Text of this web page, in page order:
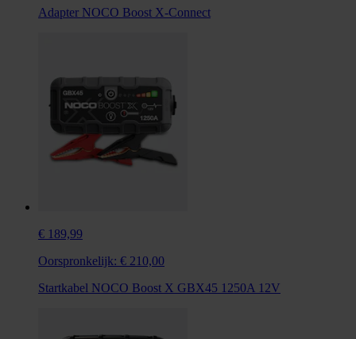
Adapter NOCO Boost X-Connect
€ 189,99
Oorspronkelijk: € 210,00
Startkabel NOCO Boost X GBX45 1250A 12V